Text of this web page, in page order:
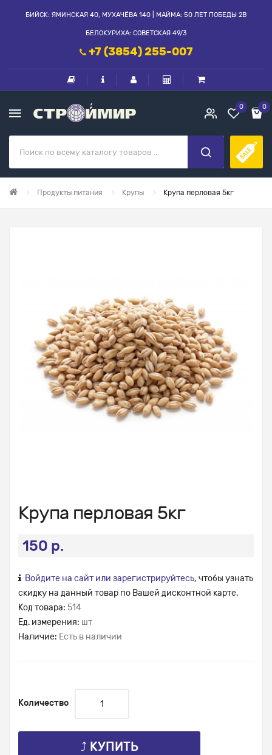
БИЙСК: ЯМИНСКАЯ 40, МУХАЧЁВА 140 | МАЙМА: 50 ЛЕТ ПОБЕДЫ 2В
БЕЛОКУРИХА: СОВЕТСКАЯ 49/3
+7 (3854) 255-007
0 0
Продукты питания Крупы Крупа перловая 5кг
Крупа перловая 5кг
150 р.
Войдите на сайт или зарегистрируйтесь, чтобы узнать
скидку на данный товар по Вашей дисконтной карте.
Код товара: 514
Ед. измерения: шт
Наличие: Есть в наличии
Количество
⤴ КУПИТЬ